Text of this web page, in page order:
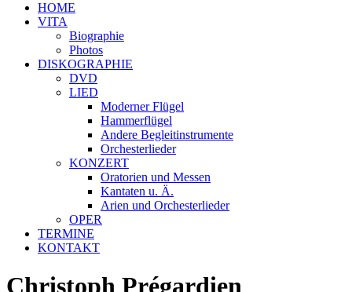
HOME
VITA
Biographie
Photos
DISKOGRAPHIE
DVD
LIED
Moderner Flügel
Hammerflügel
Andere Begleitinstrumente
Orchesterlieder
KONZERT
Oratorien und Messen
Kantaten u. Ä.
Arien und Orchesterlieder
OPER
TERMINE
KONTAKT
Christoph Prégardien